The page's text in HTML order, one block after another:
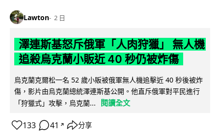
Lawton 2 日
澤連斯基怒斥俄軍「人肉狩獵」 無人機
追殺烏克蘭小販近 40 秒仍被炸傷
烏克蘭克爾松一名 52 歲小販被俄軍無人機追擊近 40 秒後被炸
傷，影片由烏克蘭總統澤連斯基公開。他直斥俄軍對平民進行
「狩獵式」攻擊，烏克蘭...
閱讀全文
133 41 ↗ 分享